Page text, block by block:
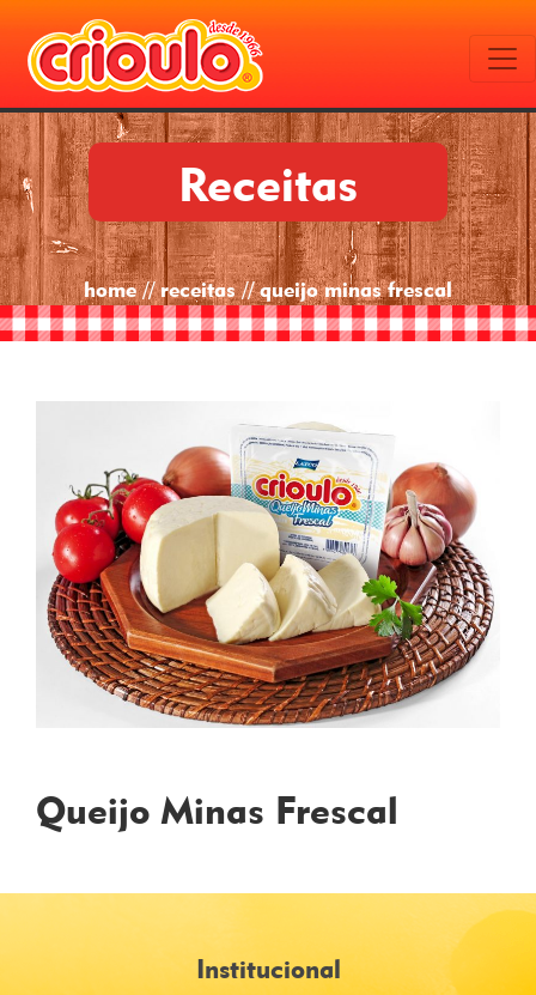
Receitas
home // receitas // queijo minas frescal
Queijo Minas Frescal
Institucional